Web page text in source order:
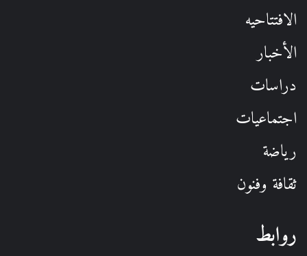
الافتتاحيه
الأخبار
دراسات
اجتماعيات
رياضة
ثقافة وفنون
روابط